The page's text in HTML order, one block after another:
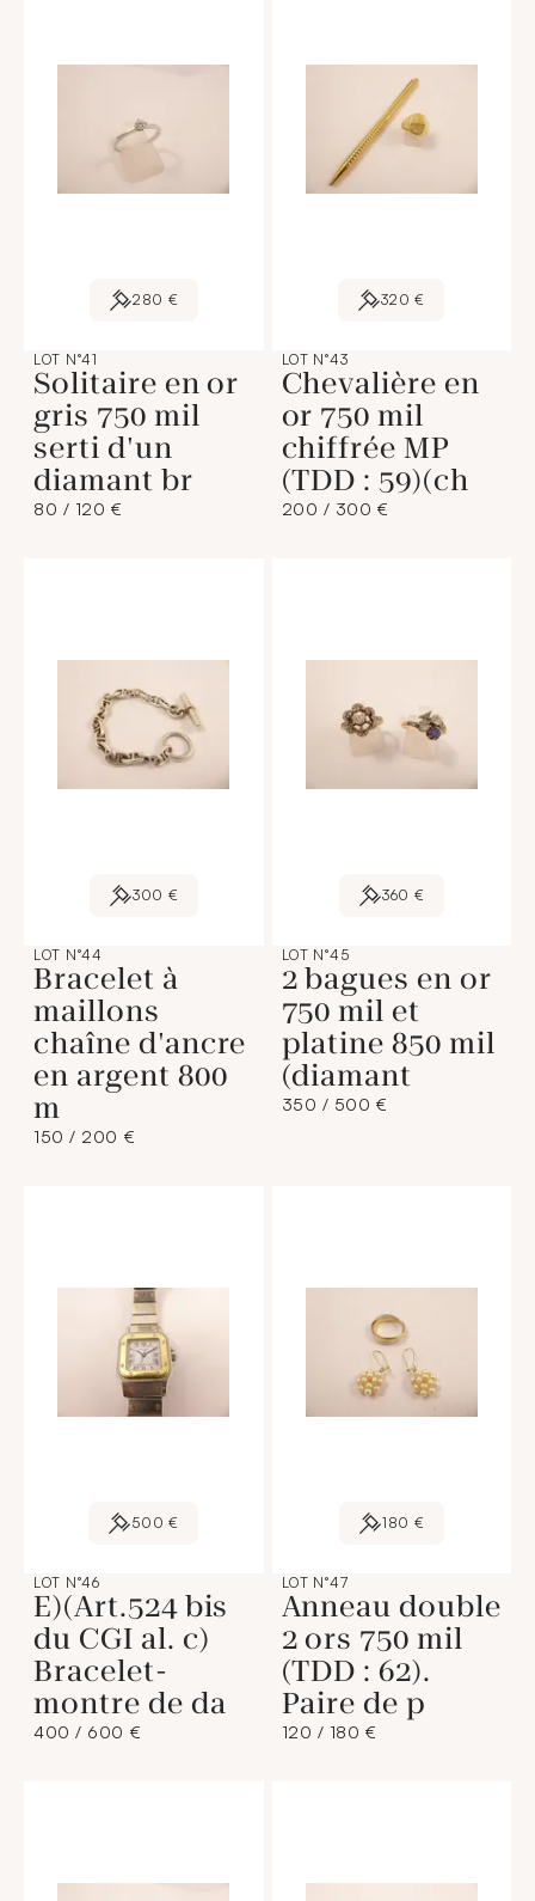
280 €
LOT N°41
Solitaire en or
gris 750 mil
serti d'un
diamant br
80 / 120 €
320 €
LOT N°43
Chevalière en
or 750 mil
chiffrée MP
(TDD : 59)(ch
200 / 300 €
300 €
LOT N°44
Bracelet à
maillons
chaîne d'ancre
en argent 800
m
150 / 200 €
360 €
LOT N°45
2 bagues en or
750 mil et
platine 850 mil
(diamant
350 / 500 €
500 €
LOT N°46
E)(Art.524 bis
du CGI al. c)
Bracelet-
montre de da
400 / 600 €
180 €
LOT N°47
Anneau double
2 ors 750 mil
(TDD : 62).
Paire de p
120 / 180 €